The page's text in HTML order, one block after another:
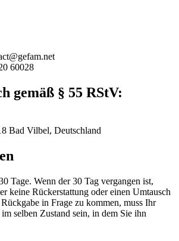
60028
gemäß § 55 RStV:
Bad Vilbel, Deutschland
Tage. Wenn der 30 Tag vergangen ist,
keine Rückerstattung oder einen Umtausch
in Frage zu kommen, muss Ihr
selben Zustand sein, in dem Sie ihn